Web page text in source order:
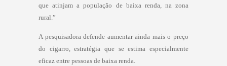
que atinjam a população de baixa renda, na zona
rural.”
A pesquisadora defende aumentar ainda mais o preço
do cigarro, estratégia que se estima especialmente
eficaz entre pessoas de baixa renda.